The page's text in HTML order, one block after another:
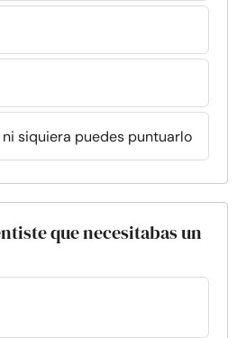
ni siquiera puedes puntuarlo
que necesitabas un